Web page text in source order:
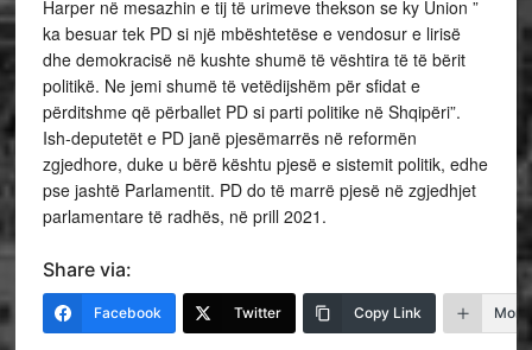
Harper në mesazhin e tij të urimeve thekson se ky Union ”
ka besuar tek PD si një mbështetëse e vendosur e lirisë
dhe demokracisë në kushte shumë të vështira të të bërit
politikë. Ne jemi shumë të vetëdijshëm për sfidat e
përditshme që përballet PD si parti politike në Shqipëri”.
Ish-deputetët e PD janë pjesëmarrës në reformën
zgjedhore, duke u bërë kështu pjesë e sistemit politik, edhe
pse jashtë Parlamentit. PD do të marrë pjesë në zgjedhjet
parlamentare të radhës, në prill 2021.
Share via:
Facebook Twitter Copy Link More